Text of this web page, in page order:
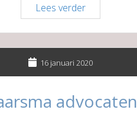
Lees verderNome
Advocaten
16 januari 2020
advocaten